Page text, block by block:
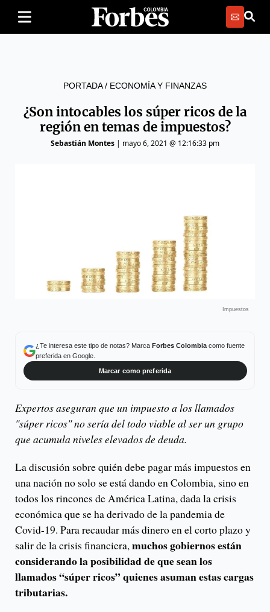
PORTADA/ ECONOMÍA Y FINANZAS
¿Son intocables los súper ricos de la
región en temas de impuestos?
Sebastián Montes | mayo 6, 2021 @ 12:16:33 pm
Impuestos
¿Te interesa este tipo de notas? Marca Forbes Colombiacomo fuente
preferida en Google.
Marcar como preferida
Expertos aseguran que un impuesto a los llamados
"súper ricos" no sería del todo viable al ser un grupo
que acumula niveles elevados de deuda.
La discusión sobre quién debe pagar más impuestos en
una nación no solo se está dando en Colombia, sino en
todos los rincones de América Latina, dada la crisis
económica que se ha derivado de la pandemia de
Covid-19. Para recaudar más dinero en el corto plazo y
salir de la crisis financiera,muchos gobiernos están
considerando la posibilidad de que sean los
llamados “súper ricos” quienes asuman estas cargas
tributarias.